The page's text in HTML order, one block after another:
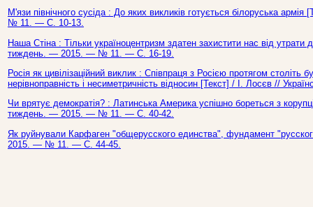
М'язи північного сусіда : До яких викликів готується білоруська
№ 11. — С. 10-13.
Наша Стіна : Тільки україноцентризм здатен захистити нас від
тиждень. — 2015. — № 11. — С. 16-19.
Росія як цивілізаційний виклик : Співпраця з Росією протягом
нерівноправність і несиметричність відносин [Текст] / І. Лосєв //
Чи врятує демократія? : Латинська Америка успішно бореться з
тиждень. — 2015. — № 11. — С. 40-42.
Як руйнували Карфаген "общерусского единства", фундамент
2015. — № 11. — С. 44-45.